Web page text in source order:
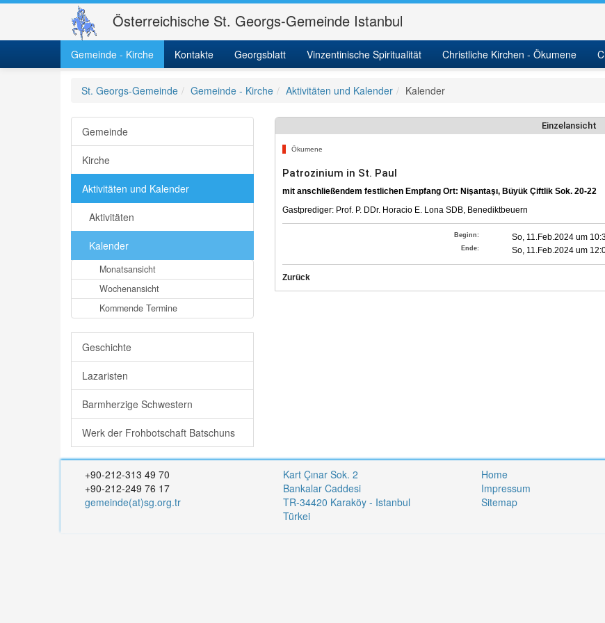
Österreichische St. Georgs-Gemeinde Istanbul
Gemeinde - Kirche Kontakte Georgsblatt Vinzentinische Spiritualität Christliche Kirchen - Ökumene
St. Georgs-Gemeinde Gemeinde - Kirche Aktivitäten und Kalender Kalender
Gemeinde
Kirche
Aktivitäten und Kalender
Aktivitäten
Kalender
Monatsansicht
Wochenansicht
Kommende Termine
Geschichte
Lazaristen
Barmherzige Schwestern
Werk der Frohbotschaft Batschuns
Einzelansicht
Ökumene
Patrozinium in St. Paul
mit anschließendem festlichen Empfang Ort: Nişantaşı, Büyük Çiftlik Sok. 20-22
Gastprediger: Prof. P. DDr. Horacio E. Lona SDB, Benediktbeuern
Beginn: So, 11.Feb.2024 um
Ende: So, 11.Feb.2024 um
Zurück
+90-212-313 49 70
+90-212-249 76 17
gemeinde(at)sg.org.tr
Kart Çınar Sok. 2
Bankalar Caddesi
TR-34420 Karaköy - Istanbul
Türkei
Home
Impressum
Sitemap